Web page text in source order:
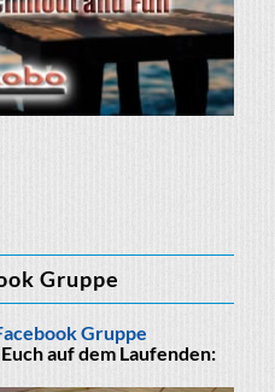
Gruppe
Gruppe
auf dem Laufenden: